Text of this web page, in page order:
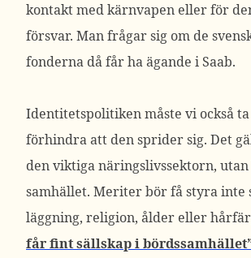
kontakt med kärnvapen eller för
försvar. Man frågar sig om de
fonderna då får ha ägande i Saab.
Identitetspolitiken måste vi också
förhindra att den sprider sig. Det
den viktiga näringslivssektorn,
samhället. Meriter bör få styra inte
läggning, religion, ålder eller
får fint sällskap i